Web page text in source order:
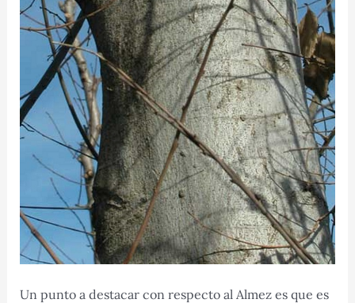
Un punto a destacar con respecto al Almez es que es